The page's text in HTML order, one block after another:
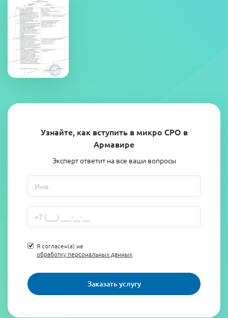
Узнайте, как вступить в микро СРО в
Армавире
Эксперт ответит на все ваши вопросы
Я согласен(а) на
обработку персональных данных
Заказать услугу